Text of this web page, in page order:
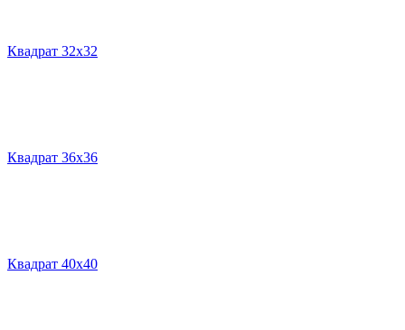
Квадрат 32х32
Квадрат 36х36
Квадрат 40х40